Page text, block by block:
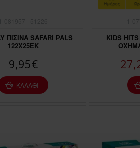
ΠΙΣΙΝΑ SAFARI PALS
122Χ25ΕΚ
9,95€
ΚΑΛΆΘΙ
Ημέρες
KIDS